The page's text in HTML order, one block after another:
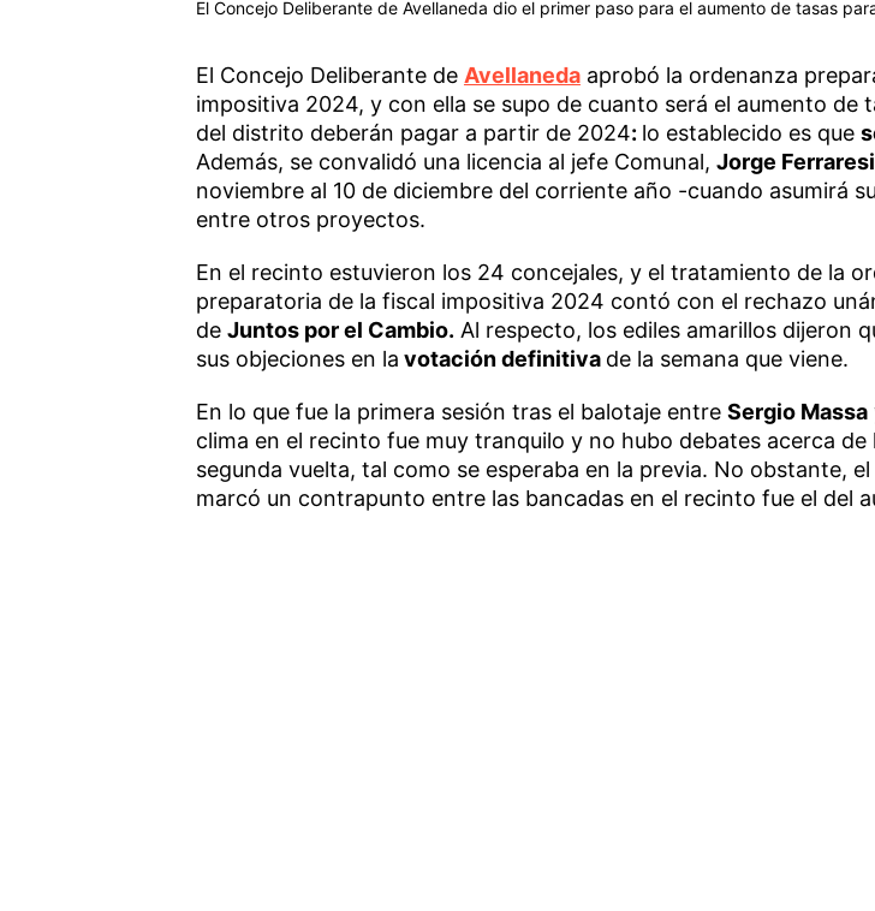
El Concejo Deliberante de Avellaneda dio el primer paso para el aumento de tasas
El Concejo Deliberante de Avellanedaaprobó la ordenanza
impositiva 2024, y con ella se supo de cuanto será el aumento de
del distrito deberán pagar a partir de 2024: lo establecido es que
Además, se convalidó una licencia al jefe Comunal, Jorge Ferraresi
noviembre al 10 de diciembre del corriente año -cuando asumirá
entre otros proyectos.
En el recinto estuvieron los 24 concejales, y el tratamiento de la
preparatoria de la fiscal impositiva 2024 contó con el rechazo
de Juntos por el Cambio. Al respecto, los ediles amarillos dijeron
sus objeciones en la votación definitiva de la semana que viene.
En lo que fue la primera sesión tras el balotaje entre Sergio Massa
clima en el recinto fue muy tranquilo y no hubo debates acerca de
segunda vuelta, tal como se esperaba en la previa. No obstante,
marcó un contrapunto entre las bancadas en el recinto fue el del